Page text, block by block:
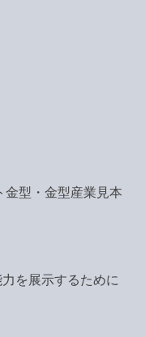
型・金型産業見本
を展示するために